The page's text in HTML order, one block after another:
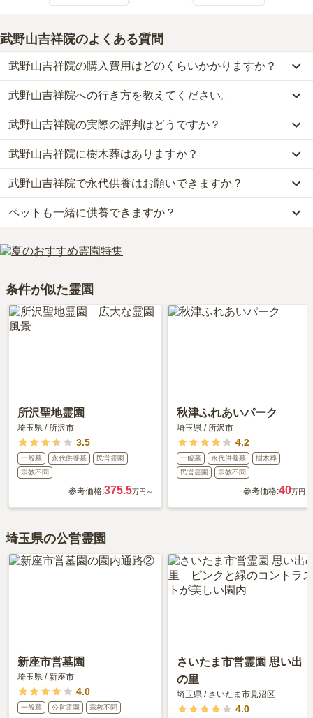
武野山吉祥院のよくある質問
武野山吉祥院の購入費用はどのくらいかかりますか？
武野山吉祥院では、一般墓が約96万円から、樹木葬が約49.8万円か
らお求めいただけます。
なお、武野山吉祥院がある埼玉県の相場は、一般墓が約64万円（墓
石代別途）、樹木葬が約58万円です。
お墓は、価格が高いものがよい、安いものが悪い、という訳ではあ
きる場所を選ぶことです。
武野山吉祥院への行き方を教えてください。
公共交通機関の場合、西武池袋線「狭山ヶ丘駅」からタクシーで約
5分です。
詳しいルートや地図は、本ページの「地図・交通アクセス」欄をご
確認ください。
武野山吉祥院の実際の評判はどうですか？
当サイトに寄せられた総合評価は、3.2点です。特に価格、交通利
便性、設備・環境が高く評価されています。
利用者様からは「食事処はなく近所のファミレスを使用する。バリ
アフリー関係も、トイレに物を置かれてしまい、利用しづらい。」
といったお声をいただいております。
武野山吉祥院に樹木葬はありますか？
はい、武野山吉祥院には3種類の樹木葬がございます。
費用は、約49.8万円からとなっております。
武野山吉祥院がある埼玉県の樹木葬の相場価格は、約58万円です。
樹木葬について詳しく知りたい方は『樹木葬とは？費用相場・メリ
ット＆デメリット・仕組みを解説
武野山吉祥院で永代供養はお願いできますか？
はい、武野山吉祥院は永代供養に対応しています。
費用は、約49.8万円からとなっております。
武野山吉祥院がある埼玉県の永代供養墓の相場価格は、約65万円で
す。
解説！』をご覧ください。
ペットも一緒に供養できますか？
はい、武野山吉祥院はペット供養に対応しております。
大切な家族の一員であるペットも供養できるプランをご用意してお
条件が似た霊園
所沢聖地霊園
埼玉県 / 所沢市
3.5
一般墓 永代供養墓
民営霊園
宗教不問
参考価格:375.5万円～
秋津ふれあいパーク
埼玉県 / 所沢市
4.2
一般墓 永代供養墓
樹木葬
民営霊園
宗教不問
参考価格:40万円～
埼玉県の公営霊園
新座市営墓園
埼玉県 /新座市
4.0
一般墓 公営霊園 宗教不問
さいたま市営霊園 思い出
の里
埼玉県 / さいたま市見沼区
4.0